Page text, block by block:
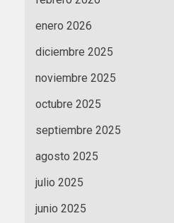
enero 2026
diciembre 2025
noviembre 2025
octubre 2025
septiembre 2025
agosto 2025
julio 2025
junio 2025